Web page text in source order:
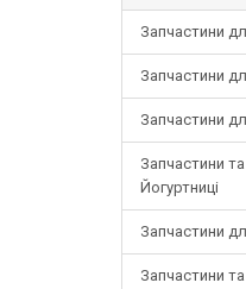
Запчастини
Запчастини
Запчастини
Запчастини
Йогуртниці
Запчастини
Запчастини